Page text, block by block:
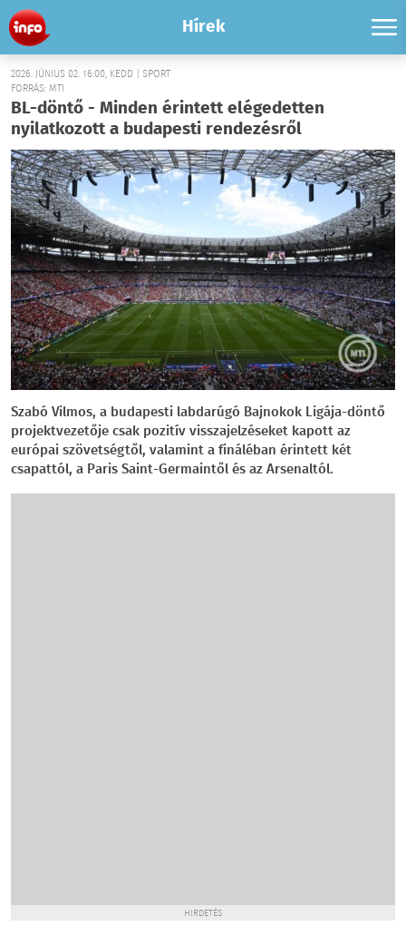
Hírek
2026. JÚNIUS 02. 16:00, KEDD | SPORT
FORRÁS: MTI
BL-döntő - Minden érintett elégedetten
nyilatkozott a budapesti rendezésről
Szabó Vilmos, a budapesti labdarúgó Bajnokok Ligája-döntő
projektvezetője csak pozitív visszajelzéseket kapott az
európai szövetségtől, valamint a fináléban érintett két
csapattól, a Paris Saint-Germaintől és az Arsenaltól.
HIRDETÉS